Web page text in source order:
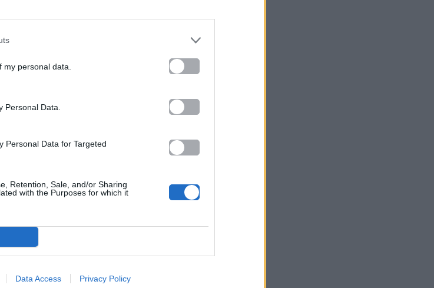
personal data.
Personal Data.
Personal Data for Targeted
Retention, Sale, and/or Sharing
with the Purposes for which it
Data Access Privacy Policy